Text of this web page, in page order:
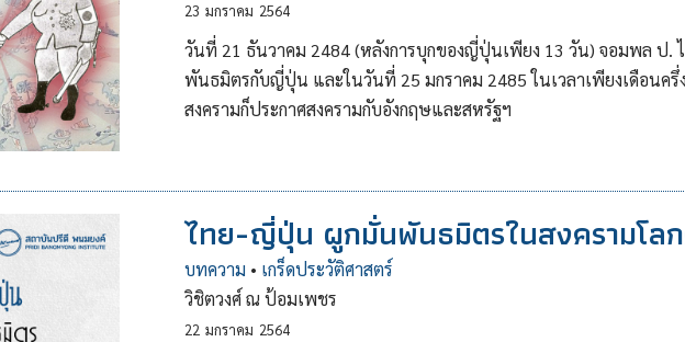
23 มกราคม 2564
วันที่ 21 ธันวาคม 2484 (หลังการบุกของญี่ปุ่นเพียง 13 วัน) จอมพล ป.
พันธมิตรกับญี่ปุ่น และในวันที่ 25 มกราคม 2485 ในเวลาเพียงเดือนค
สงครามก็ประกาศสงครามกับอังกฤษและสหรัฐฯ
ไทย-ญี่ปุ่น ผูกมั่นพันธมิตรในสงครามโล
บทความ • เกร็ดประวัติศาสตร์
วิชิตวงศ์ ณ ป้อมเพชร
22 มกราคม 2564